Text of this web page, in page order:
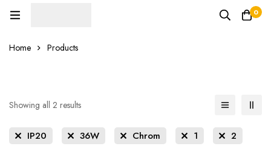
0
Home Products
Showing all 2 results
IP20 36W Chrom 1 2